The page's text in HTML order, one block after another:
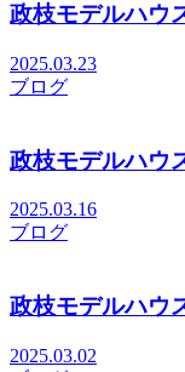
政枝モデルハウ
2025.03.23
ブログ
政枝モデルハウ
2025.03.16
ブログ
政枝モデルハウ
2025.03.02